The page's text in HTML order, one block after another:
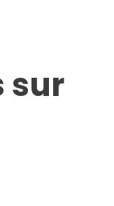
sur